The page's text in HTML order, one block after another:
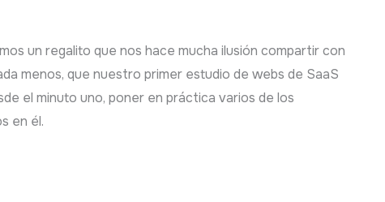
un regalito que nos hace mucha ilusión compartir con
menos, que nuestro primer estudio de webs de SaaS
el minuto uno, poner en práctica varios de los
en él.